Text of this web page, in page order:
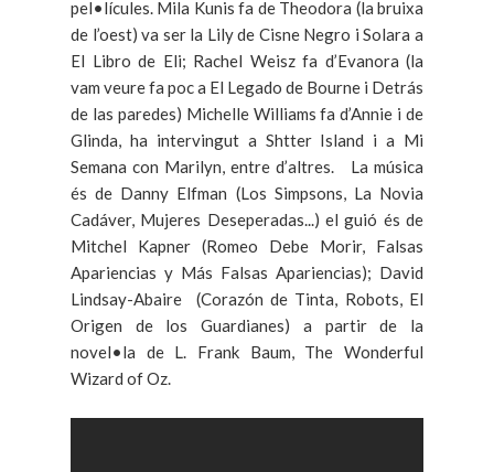
pel•lícules. Mila Kunis fa de Theodora (la bruixa
de l’oest) va ser la Lily de Cisne Negro i Solara a
El Libro de Eli; Rachel Weisz fa d’Evanora (la
vam veure fa poc a El Legado de Bourne i Detrás
de las paredes) Michelle Williams fa d’Annie i de
Glinda, ha intervingut a Shtter Island i a Mi
Semana con Marilyn, entre d’altres. La música
és de Danny Elfman (Los Simpsons, La Novia
Cadáver, Mujeres Deseperadas...) el guió és de
Mitchel Kapner (Romeo Debe Morir, Falsas
Apariencias y Más Falsas Apariencias); David
Lindsay-Abaire (Corazón de Tinta, Robots, El
Origen de los Guardianes) a partir de la
novel•la de L. Frank Baum, The Wonderful
Wizard of Oz.